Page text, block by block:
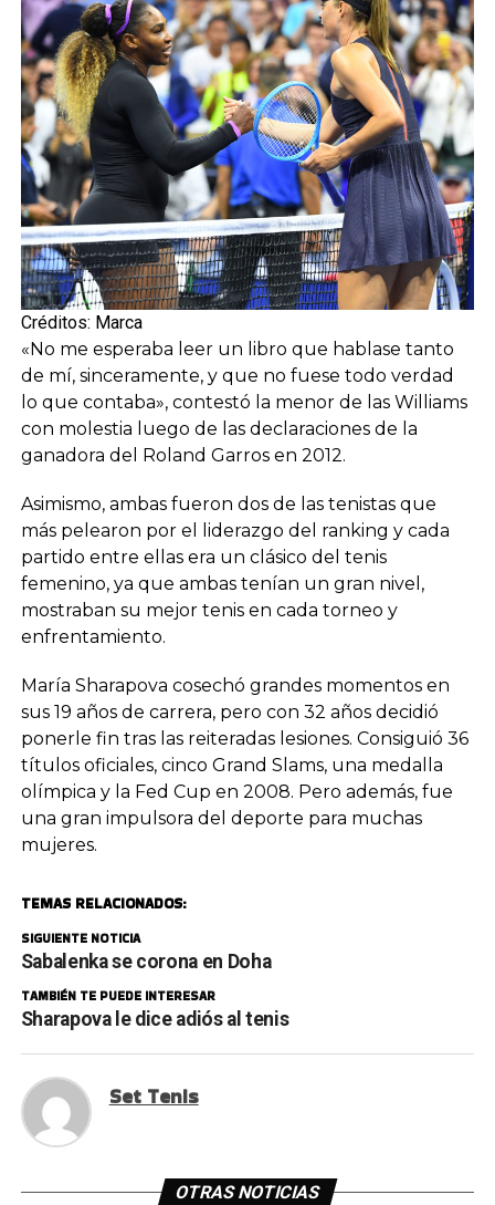
Créditos: Marca
«No me esperaba leer un libro que hablase tanto
de mí, sinceramente, y que no fuese todo verdad
lo que contaba», contestó la menor de las Williams
con molestia luego de las declaraciones de la
ganadora del Roland Garros en 2012.
Asimismo, ambas fueron dos de las tenistas que
más pelearon por el liderazgo del ranking y cada
partido entre ellas era un clásico del tenis
femenino, ya que ambas tenían un gran nivel,
mostraban su mejor tenis en cada torneo y
enfrentamiento.
María Sharapova cosechó grandes momentos en
sus 19 años de carrera, pero con 32 años decidió
ponerle fin tras las reiteradas lesiones. Consiguió 36
títulos oficiales, cinco Grand Slams, una medalla
olímpica y la Fed Cup en 2008. Pero además, fue
una gran impulsora del deporte para muchas
mujeres.
TEMAS RELACIONADOS:
SIGUIENTE NOTICIA
Sabalenka se corona en Doha
TAMBIÉN TE PUEDE INTERESAR
Sharapova le dice adiós al tenis
Set Tenis
OTRAS NOTICIAS